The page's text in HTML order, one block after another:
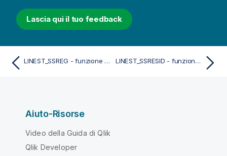
Lascia qui il tuo feedback
LINEST_SSREG - funzione per grafici LINEST_SSRESID - funzione per grafici
Aiuto-Risorse
Video della Guida di Qlik
Qlik Developer